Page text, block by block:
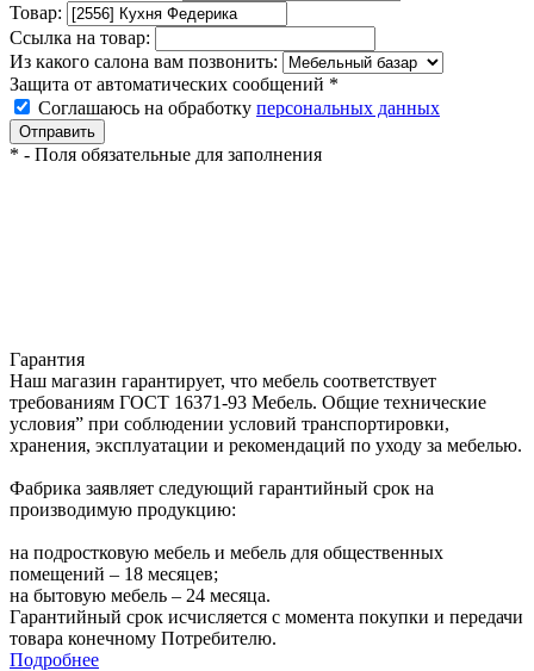
Товар:
Ссылка на товар:
Из какого салона вам позвонить:
Защита от автоматических сообщений *
Соглашаюсь на обработку персональных данных
* - Поля обязательные для заполнения
Гарантия
Наш магазин гарантирует, что мебель соответствует
требованиям ГОСТ 16371-93 Мебель. Общие технические
условия” при соблюдении условий транспортировки,
хранения, эксплуатации и рекомендаций по уходу за мебелью.
Фабрика заявляет следующий гарантийный срок на
производимую продукцию:
на подростковую мебель и мебель для общественных
помещений – 18 месяцев;
на бытовую мебель – 24 месяца.
Гарантийный срок исчисляется с момента покупки и передачи
товара конечному Потребителю.
Подробнее